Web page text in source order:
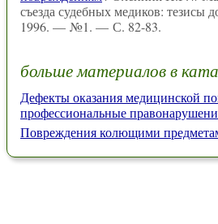
съезда судебных медиков: тезисы
1996. — №1. — С. 82-83.
больше материалов в
Дефекты оказания медицинской
профессиональные
Повреждения колющими